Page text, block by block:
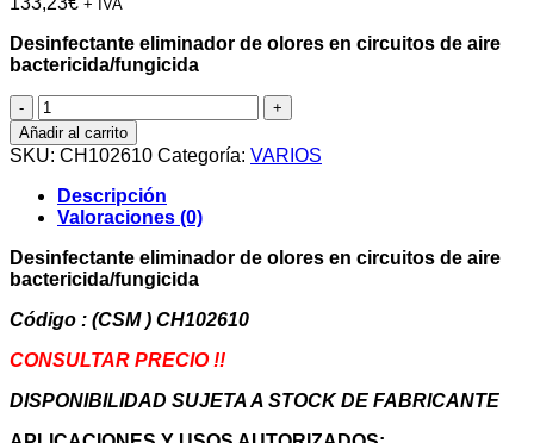
+ IVA
Desinfectante eliminador de olores en circuitos de aire
bactericida/fungicida
Desinfectante
eliminador
de
olores
en
circuitos
de
aire
cantidad
Añadir al carrito
SKU: CH102610 Categoría: VARIOS
Descripción
Valoraciones (0)
Desinfectante eliminador de olores en circuitos de aire
bactericida/fungicida
Código : (CSM ) CH102610
CONSULTAR PRECIO !!
DISPONIBILIDAD SUJETA A STOCK DE FABRICANTE